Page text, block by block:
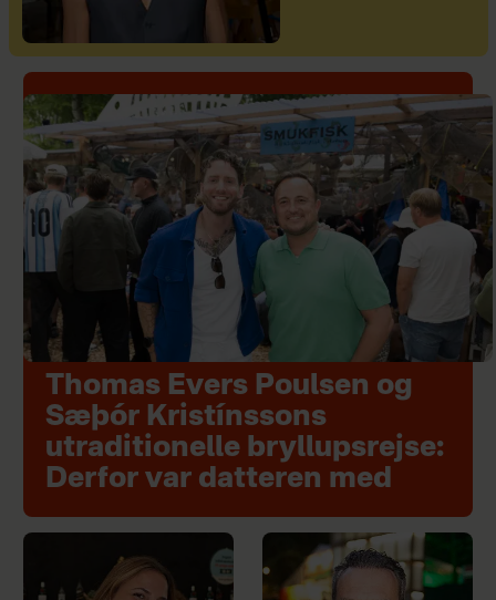
Thomas Evers Poulsen og
Sæþór Kristínssons
utraditionelle bryllupsrejse:
Derfor var datteren med